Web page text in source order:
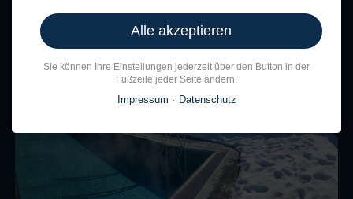
Alle akzeptieren
Sie können Ihre Einstellungen jederzeit über den Button in der
Fußzeile jeder Seite ändern.
Impressum Datenschutz